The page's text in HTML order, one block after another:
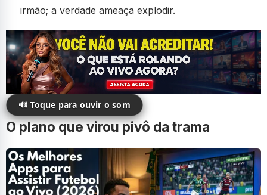
irmão; a verdade ameaça explodir.
🔊 Toque para ouvir o som
O plano que virou pivô da trama